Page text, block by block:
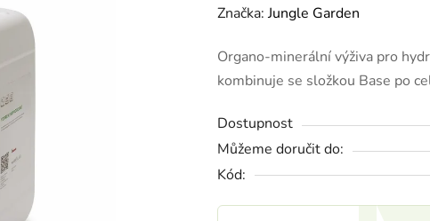
Značka:Jungle Garden
Organo-minerální výživa pro
kombinuje se složkou Base po
Dostupnost
Můžeme doručit do:
Kód: